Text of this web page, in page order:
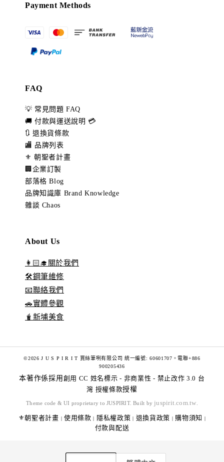
Payment Methods
FAQ
💡 常見問題 FAQ
🚚 付款與運送說明 💳
🔃 退換貨條款
🏬 品牌列表
⚜️ 朝聖者計畫
🏢企業訂製
部落格 Blog
品牌知識庫 Brand Knowledge
雜談 Chaos
About Us
👩🏻‍🎓關於我們
🛠️鋼筆維修
📧聯絡我們
🚗實體參觀
🧋新埔美食
©2026 J U S P I R I T 賈絲筆咧有限公司 統一編號: 60601707。電聯+886
900205436
本著作係採用 創用 CC 姓名標示 - 非商業性 - 禁止改作 3.0 台
灣 授權條款授權
Theme code & UI proprietary to JUSPIRIT. Built by juspirit.com.tw
⚜️朝聖者計畫 | 使用條款 | 隱私權政策 | 退換貨政策 | 購物須知 |
付款與配送